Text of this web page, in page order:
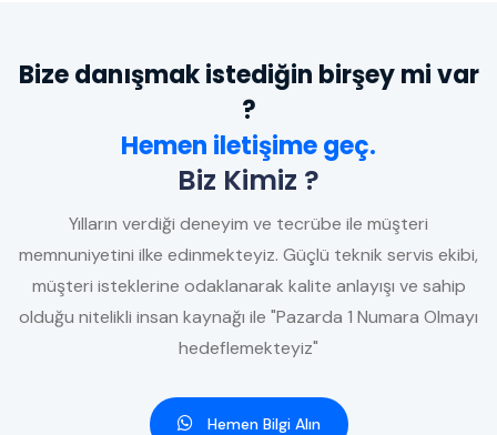
Bize danışmak istediğin birşey mi var
?
Hemen iletişime geç.
Biz Kimiz ?
Yılların verdiği deneyim ve tecrübe ile müşteri
memnuniyetini ilke edinmekteyiz. Güçlü teknik servis ekibi,
müşteri isteklerine odaklanarak kalite anlayışı ve sahip
olduğu nitelikli insan kaynağı ile "Pazarda 1 Numara Olmayı
hedeflemekteyiz"
Hemen Bilgi Alın